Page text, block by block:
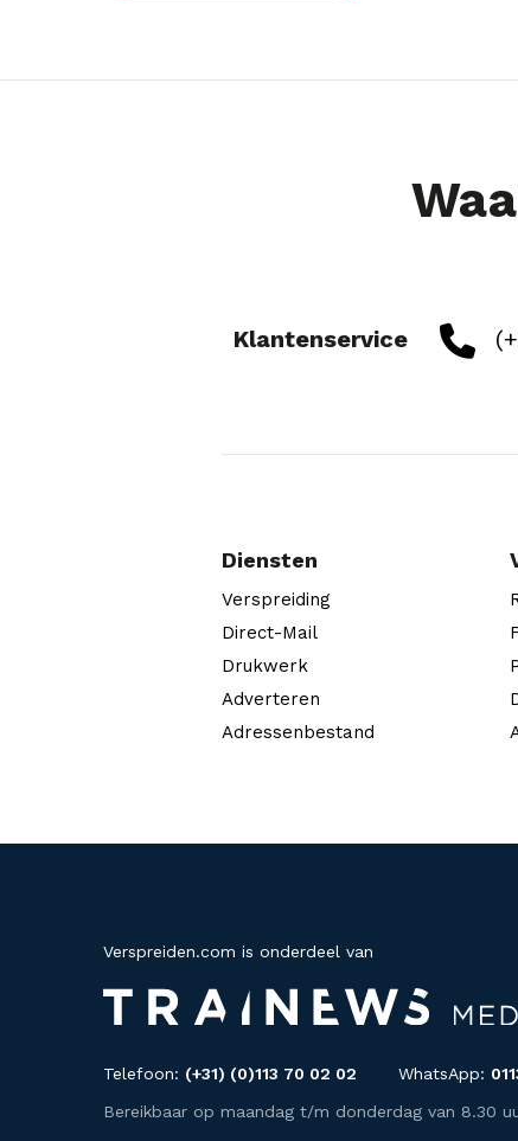
Klantenservice
Diensten
Verspreiding
Direct-Mail
Drukwerk
Adverteren
Adressenbestand
Verspreiden.com is onderdeel van
Telefoon: (+31) (0)113 70 02 02 WhatsApp:
Bereikbaar op maandag t/m donderdag van 8.30